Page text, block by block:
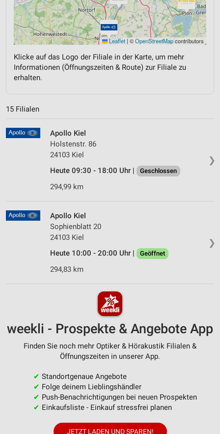
Leaflet | ©OpenStreetMapcontributors
Klicke auf das Logo der Filiale in der Karte, um mehr
Informationen (Öffnungszeiten & Route) zur Filiale zu
erhalten.
15 Filialen
❯
Apollo Kiel
Holstenstr. 86
24103 Kiel
Heute 09:30 - 18:00 Uhr |
Geschlossen
294,99 km
❯
Apollo Kiel
Sophienblatt 20
24103 Kiel
Heute 10:00 - 20:00 Uhr |
Geöffnet
294,83 km
weekli - Prospekte & Angebote App
Finden Sie noch mehr Optiker & Hörakustik Filialen &
Öffnungszeiten in unserer App.
✔ Standortgenaue Angebote
✔ Folge deinem Lieblingshändler
✔ Push-Benachrichtigungen bei neuen Prospekten
✔ Einkaufsliste - Einkauf stressfrei planen
JETZT LADEN UND SPAREN!